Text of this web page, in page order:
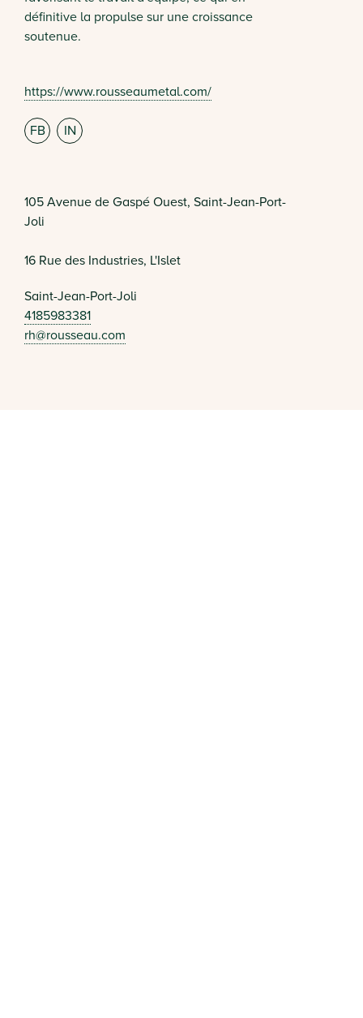
définitive la propulse sur une croissance
soutenue.
https://www.rousseaumetal.com/
FB IN
105 Avenue de Gaspé Ouest, Saint-Jean-Port-
Joli
16 Rue des Industries, L'Islet
Saint-Jean-Port-Joli
4185983381
rh@rousseau.com